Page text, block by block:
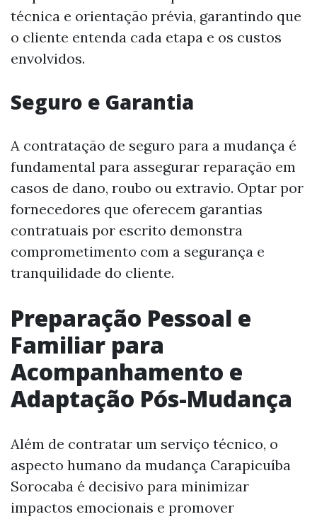
técnica e orientação prévia, garantindo que
o cliente entenda cada etapa e os custos
envolvidos.
Seguro e Garantia
A contratação de seguro para a mudança é
fundamental para assegurar reparação em
casos de dano, roubo ou extravio. Optar por
fornecedores que oferecem garantias
contratuais por escrito demonstra
comprometimento com a segurança e
tranquilidade do cliente.
Preparação Pessoal e
Familiar para
Acompanhamento e
Adaptação Pós-Mudança
Além de contratar um serviço técnico, o
aspecto humano da mudança Carapicuíba
Sorocaba é decisivo para minimizar
impactos emocionais e promover